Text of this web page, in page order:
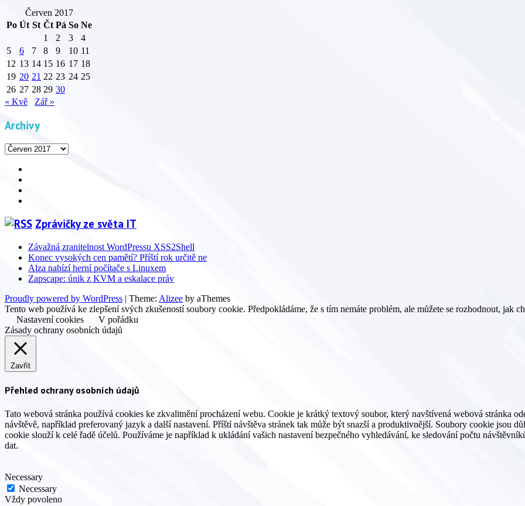
Červen 2017
Po Út St Čt Pá So Ne
1
2 3
4
5
6 7 8 9 10 11
12 13 14 15 16 17 18
19 20 21 22 23 24 25
26 27 28 29 30
« Kvě
Zář »
Archivy
Archivy
Zprávičky ze světa IT
Závažná zranitelnost WordPressu XSS2Shell
Konec vysokých cen pamětí? Příští rok určitě ne
Alza nabízí herní počítače s Linuxem
Zapscape: únik z KVM a eskalace práv
Proudly powered by WordPress | Theme: Alizee by aThemes
Tento web používá ke zlepšení svých zkušeností soubory cookie. Předpokládáme, že s tím nemáte problém, ale můžete se rozhodnout, jak
Nastavení cookies
V pořádku
Zásady ochrany osobních údajů
Zavřít
Přehled ochrany osobních údajů
Tato webová stránka používá cookies ke zkvalitnění procházení webu. Cookie je krátký textový soubor, který navštívená webová stránka
návštěvě, například preferovaný jazyk a další nastavení. Příští návštěva stránek tak může být snazší a produktivnější. Soubory cookie jsou
cookie slouží k celé řadě účelů. Používáme je například k ukládání vašich nastavení bezpečného vyhledávání, ke sledování počtu
dat.
Necessary
Necessary
Vždy povoleno